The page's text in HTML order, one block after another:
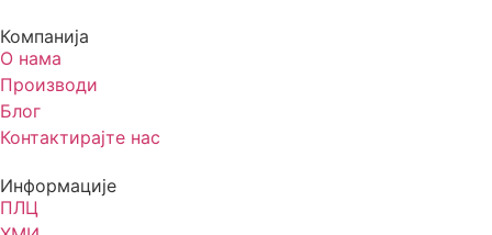
Компанија
О нама
Производи
Блог
Контактирајте нас
Информације
ПЛЦ